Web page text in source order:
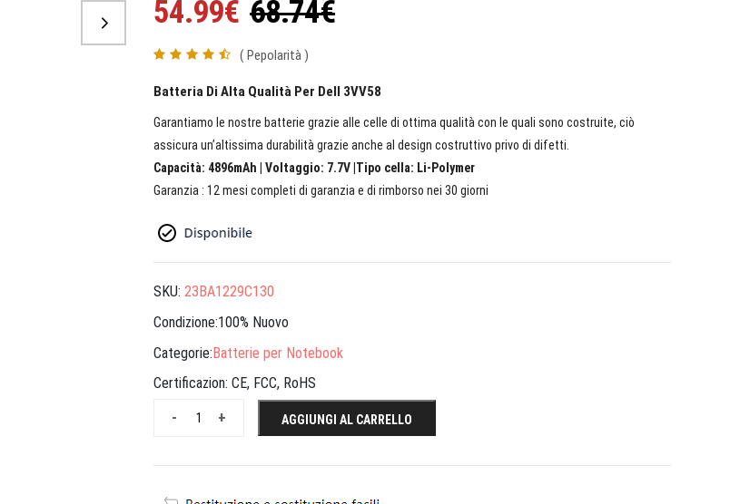
54.99€ 68.74€
( Pepolarità )
Batteria Di Alta Qualità Per Dell 3VV58
Garantiamo le nostre batterie grazie alle celle di ottima qualità con le quali sono costruite, ciò
assicura un’altissima durabilità grazie anche al design costruttivo privo di difetti.
Capacità: 4896mAh | Voltaggio: 7.7V |Tipo cella: Li-Polymer
Garanzia : 12 mesi completi di garanzia e di rimborso nei 30 giorni
SKU: 23BA1229C130
Condizione:100% Nuovo
Categorie:Batterie per Notebook
Certificazion: CE, FCC, RoHS
+
- AGGIUNGI AL CARRELLO